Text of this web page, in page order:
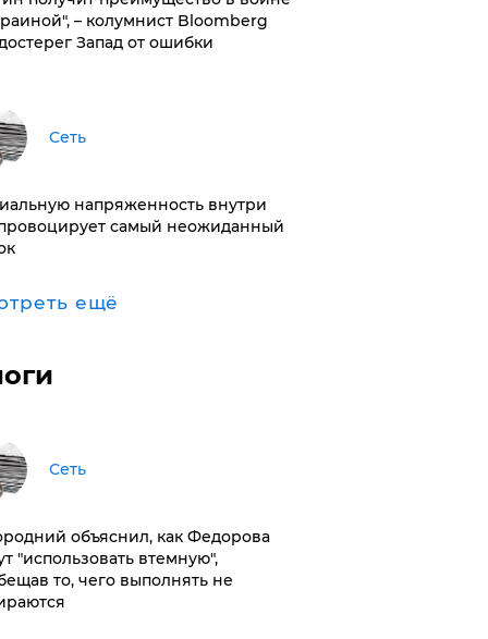
– колумнист Bloomberg
Запад от ошибки
Сеть
напряженность внутри
самый неожиданный
ещё
Сеть
объяснил, как Федорова
"использовать втемную",
то, чего выполнять не